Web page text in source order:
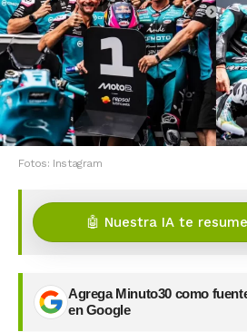
Fotos: Instagram
🤖 Nuestra IA te
Agrega Minuto30 como
en Google